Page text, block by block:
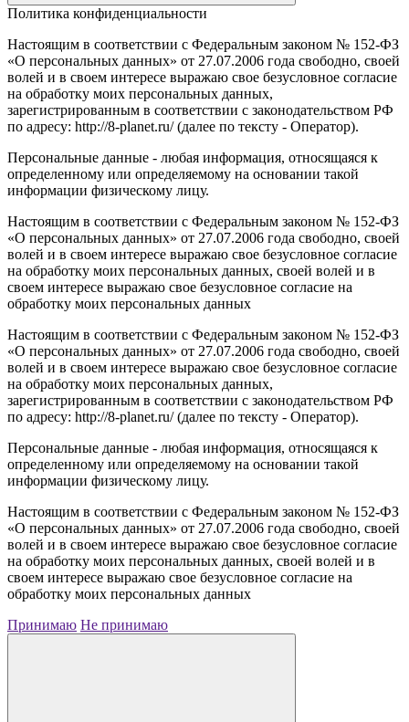
Политика конфиденциальности
Настоящим в соответствии с Федеральным законом № 152-ФЗ
«О персональных данных» от 27.07.2006 года свободно, своей
волей и в своем интересе выражаю свое безусловное согласие
на обработку моих персональных данных,
зарегистрированным в соответствии с законодательством РФ
по адресу: http://8-planet.ru/ (далее по тексту - Оператор).
Персональные данные - любая информация, относящаяся к
определенному или определяемому на основании такой
информации физическому лицу.
Настоящим в соответствии с Федеральным законом № 152-ФЗ
«О персональных данных» от 27.07.2006 года свободно, своей
волей и в своем интересе выражаю свое безусловное согласие
на обработку моих персональных данных, своей волей и в
своем интересе выражаю свое безусловное согласие на
обработку моих персональных данных
Настоящим в соответствии с Федеральным законом № 152-ФЗ
«О персональных данных» от 27.07.2006 года свободно, своей
волей и в своем интересе выражаю свое безусловное согласие
на обработку моих персональных данных,
зарегистрированным в соответствии с законодательством РФ
по адресу: http://8-planet.ru/ (далее по тексту - Оператор).
Персональные данные - любая информация, относящаяся к
определенному или определяемому на основании такой
информации физическому лицу.
Настоящим в соответствии с Федеральным законом № 152-ФЗ
«О персональных данных» от 27.07.2006 года свободно, своей
волей и в своем интересе выражаю свое безусловное согласие
на обработку моих персональных данных, своей волей и в
своем интересе выражаю свое безусловное согласие на
обработку моих персональных данных
Принимаю Не принимаю